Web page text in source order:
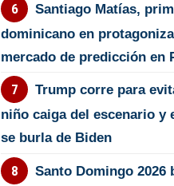
Santiago Matías,
dominicano en
mercado de predicción en
Trump corre para
niño caiga del escenario y
se burla de Biden
Santo Domingo 2026